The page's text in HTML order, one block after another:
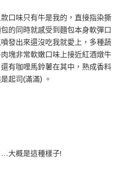
口味只有牛是我的，直接指染撕
的同時就感受到麵包本身軟彈口
發出來還沒吃我就愛上，多種蔬
塊非常軟嫩口味上接近紅酒燉牛
有咖哩馬鈴薯在其中，熟成香料
起司(滿滿) 。
大概是這種樣子!